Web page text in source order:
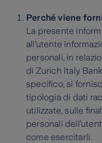
Perché viene
La presente
all’utente
personali, in
di Zurich Italy
specifico, si
tipologia di dati
utilizzate, sulle
personali
come esercitarli.